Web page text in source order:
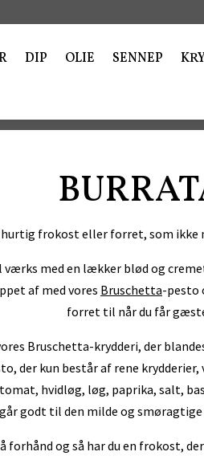
DIP OLIE SENNEP
frokost eller forret, som ikke
værks med en lækker blød og
af med vores Bruschetta-pesto
forret til når du får
Bruschetta-krydderi, der
der kun består af rene
hvidløg, løg, paprika, salt,
godt til den milde og
forhånd og så har du en frokost,